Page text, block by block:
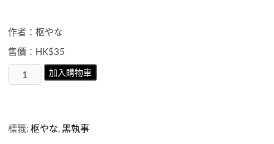
作者：枢やな
售價：HK$35
執
14
加入購物車
標籤:枢やな,黑執事